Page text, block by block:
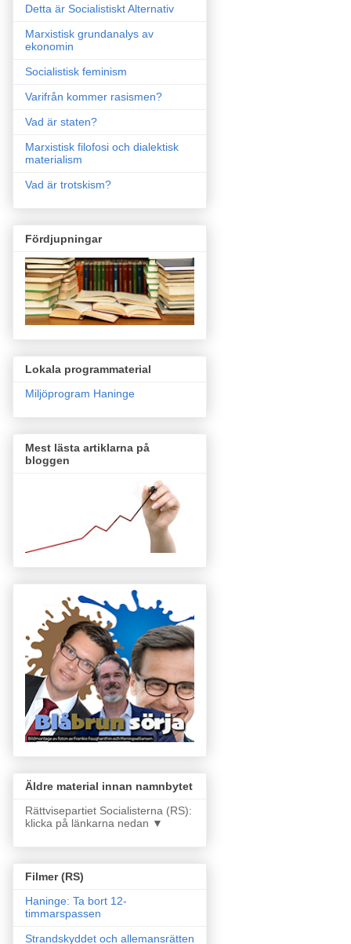
Detta är Socialistiskt Alternativ
Marxistisk grundanalys av
ekonomin
Socialistisk feminism
Varifrån kommer rasismen?
Vad är staten?
Marxistisk filofosi och dialektisk
materialism
Vad är trotskism?
Fördjupningar
Lokala programmaterial
Miljöprogram Haninge
Mest lästa artiklarna på
bloggen
Äldre material innan namnbytet
Rättvisepartiet Socialisterna (RS):
klicka på länkarna nedan ▼
Filmer (RS)
Haninge: Ta bort 12-
timmarspassen
Strandskyddet och allemansrätten